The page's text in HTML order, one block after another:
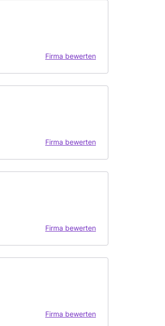
Firma bewerten
Firma bewerten
Firma bewerten
Firma bewerten